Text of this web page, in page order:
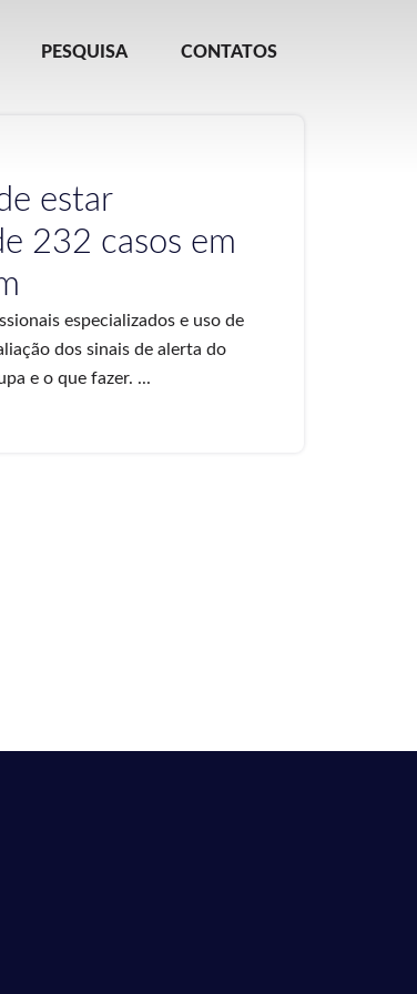
PESQUISA CONTATOS
estar
232 casos em
especializados e uso de
dos sinais de alerta do
e o que fazer. ...